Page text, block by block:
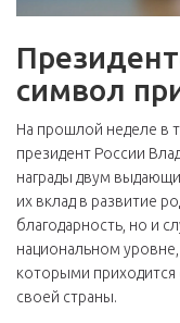
символ
На прошлой неделе в
президент России
награды двум
их вклад в развитие
благодарность, но и
национальном
которыми приходится
своей страны.